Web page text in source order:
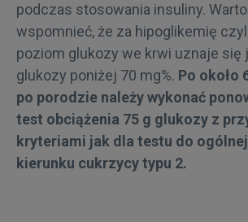
podczas stosowania insuliny.
wspomnieć, że za hipoglikemię
poziom glukozy we krwi uznaje się
glukozy poniżej 70 mg%. Po około
po porodzie należy wykonać
test obciążenia 75 g glukozy z
kryteriami jak dla testu do
kierunku cukrzycy typu 2.